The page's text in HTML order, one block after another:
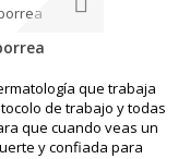
que trabaja
de trabajo y todas
que cuando veas un
y confiada para